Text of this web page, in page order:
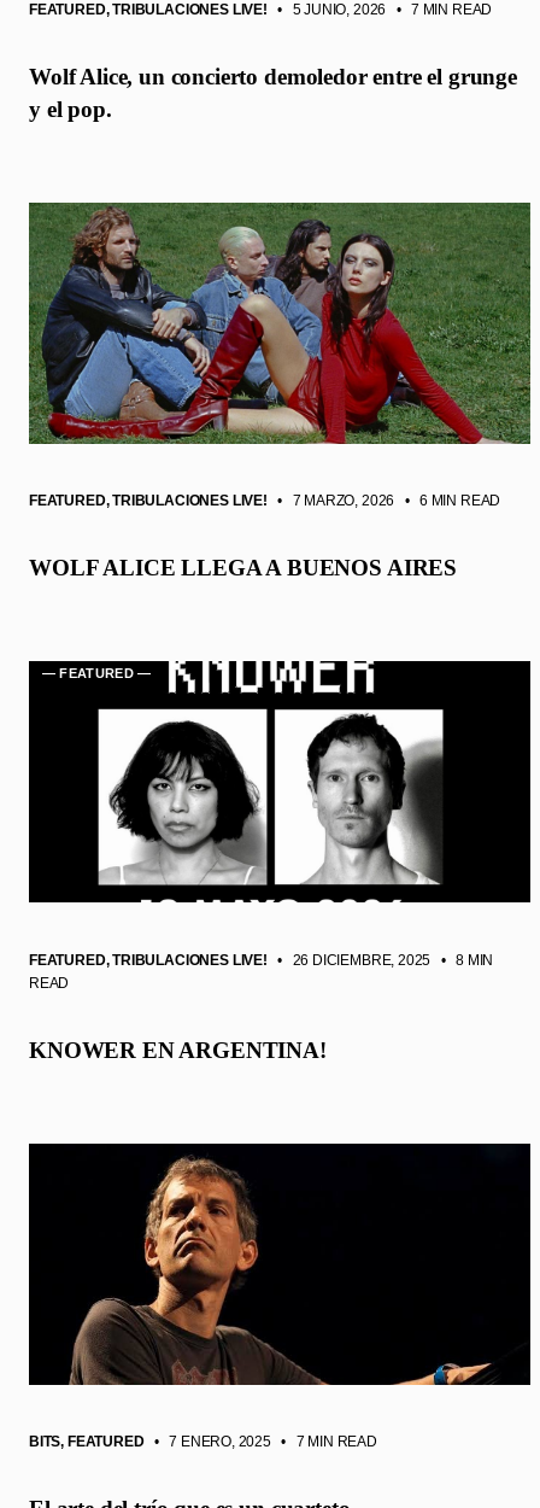
FEATURED,TRIBULACIONES LIVE! • 5 JUNIO, 2026 • 7 MIN READ
Wolf Alice, un concierto demoledor entre el grunge
y el pop.
FEATURED,TRIBULACIONES LIVE! • 7 MARZO, 2026 • 6 MIN READ
WOLF ALICE LLEGA A BUENOS AIRES
FEATURED,TRIBULACIONES LIVE! • 26 DICIEMBRE, 2025 • 8 MIN
READ
KNOWER EN ARGENTINA!
— FEATURED —
BITS, FEATURED • 7 ENERO, 2025 • 7 MIN READ